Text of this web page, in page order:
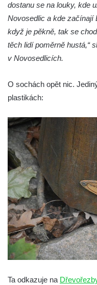
Plastika Koule v
Liberci
Pamětní deska
domě čp. 37 v ulici
Socha vodníka v Plavu
Třebušíně
Pamětní deska
Fischera na domě čp.
května v Rumburku
Pamětní deska
severně od Tokáně
Obrázek svatého
Huberta
Obrázek svatého
východně od Srbské
čp. 37 v Račicích
dostanu se na louky, kde
Novosedlic a kde začínají
když je pěkně, tak se
těch lidí poměrně hustá,“
v Novosedlicích.
O sochách opět nic.
plastikách:
Ta odkazuje na